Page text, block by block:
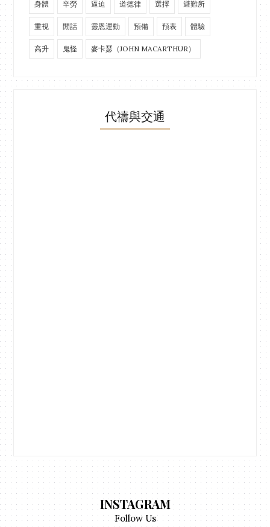
身體 辛勞 逼迫 道德律 選擇 避難所
重視 閒話 靈恩運動 預備 預表 體驗
高升 鬼怪 麥卡瑟（JOHN MACARTHUR）
代禱與交通
INSTAGRAM
Follow Us